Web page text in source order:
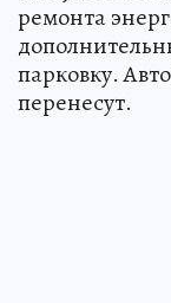
ремонта
парковку.
перенесут.